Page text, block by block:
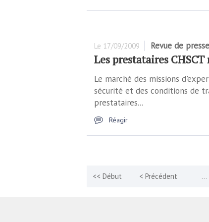
Le 17/09/2009 Revue de presse
Les prestataires
Le marché des missions
sécurité et des conditions de
prestataires...
Réagir
…